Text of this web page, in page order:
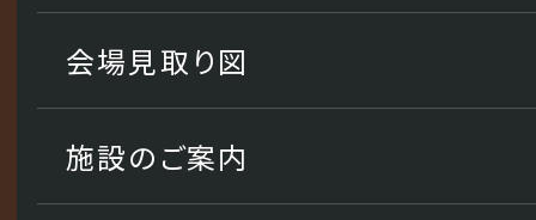
会場見取り図
施設のご案内